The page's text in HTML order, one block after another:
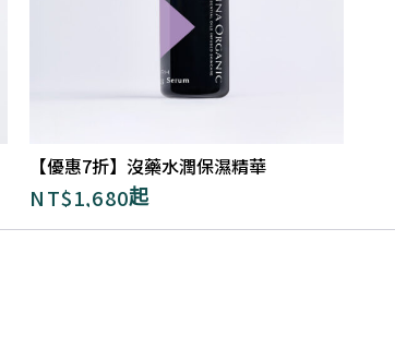
【優惠7折】沒藥水潤保濕精華
NT$1,680起